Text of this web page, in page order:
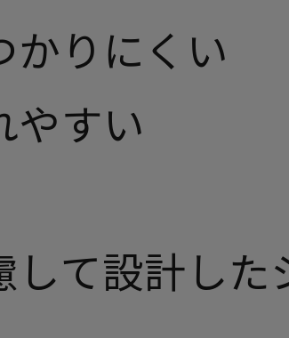
かりにくい
やすい
て設計した